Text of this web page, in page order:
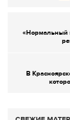
«Нормальный
В